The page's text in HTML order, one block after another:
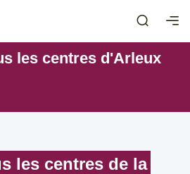
les centres d'Arleux
les centres de la